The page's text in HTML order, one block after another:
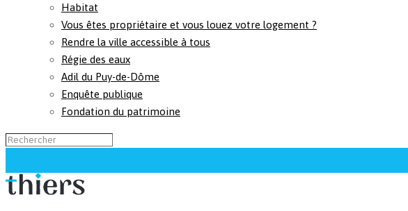
Habitat
Vous êtes propriétaire et vous louez votre logement ?
Rendre la ville accessible à tous
Régie des eaux
Adil du Puy-de-Dôme
Enquête publique
Fondation du patrimoine